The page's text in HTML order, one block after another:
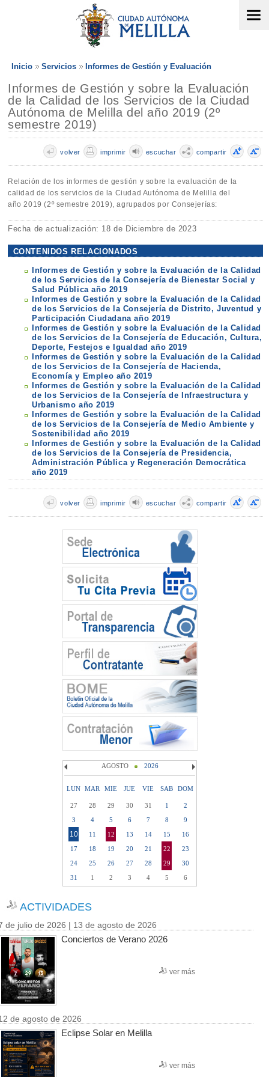
Inicio Servicios Informes de Gestión y Evaluación
Informes de Gestión y sobre la Evaluación
de la Calidad de los Servicios de la Ciudad
Autónoma de Melilla del año 2019 (2º
semestre 2019)
compartir
escuchar
imprimir
volver
Relación de los informes de gestión y sobre la evaluación de la
calidad de los servicios de la Ciudad Autónoma de Melilla del
año 2019 (2º semestre 2019), agrupados por Consejerías:
Fecha de actualización: 18 de Diciembre de 2023
CONTENIDOS RELACIONADOS
Informes de Gestión y sobre la Evaluación de la Calidad
de los Servicios de la Consejería de Bienestar Social y
Salud Pública año 2019
Informes de Gestión y sobre la Evaluación de la Calidad
de los Servicios de la Consejería de Distrito, Juventud y
Participación Ciudadana año 2019
Informes de Gestión y sobre la Evaluación de la Calidad
de los Servicios de la Consejería de Educación, Cultura,
Deporte, Festejos e Igualdad año 2019
Informes de Gestión y sobre la Evaluación de la Calidad
de los Servicios de la Consejería de Hacienda,
Economía y Empleo año 2019
Informes de Gestión y sobre la Evaluación de la Calidad
de los Servicios de la Consejería de Infraestructura y
Urbanismo año 2019
Informes de Gestión y sobre la Evaluación de la Calidad
de los Servicios de la Consejería de Medio Ambiente y
Sostenibilidad año 2019
Informes de Gestión y sobre la Evaluación de la Calidad
de los Servicios de la Consejería de Presidencia,
Administración Pública y Regeneración Democrática
año 2019
compartir
escuchar
imprimir
volver
AGOSTO 2026
LUN MAR MIE JUE VIE SAB DOM
27 28 29 30 31 1
2
3
4 5 6 7 8 9
10 11 12 13 14 15
16
17
18 19 20 21 22
23
24
25 26 27 28 29
30
31
1 2 3 4 5 6
ACTIVIDADES
de julio de 2026 | 13 de agosto de 2026
Conciertos de Verano 2026
ver más
de agosto de 2026
Eclipse Solar en Melilla
ver más